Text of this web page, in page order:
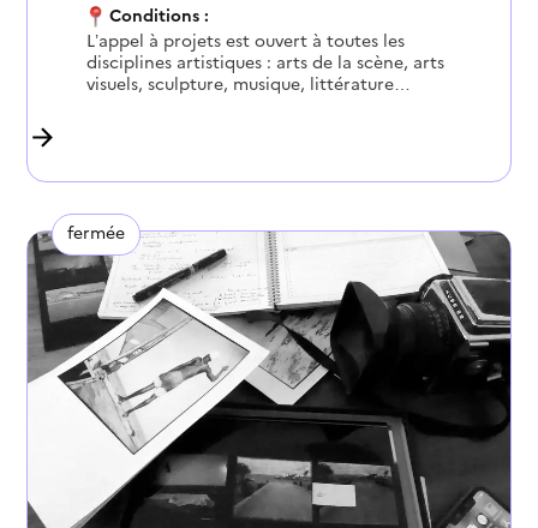
Conditions :
L’appel à projets est ouvert à toutes les
disciplines artistiques : arts de la scène, arts
visuels, sculpture, musique, littérature…
fermée